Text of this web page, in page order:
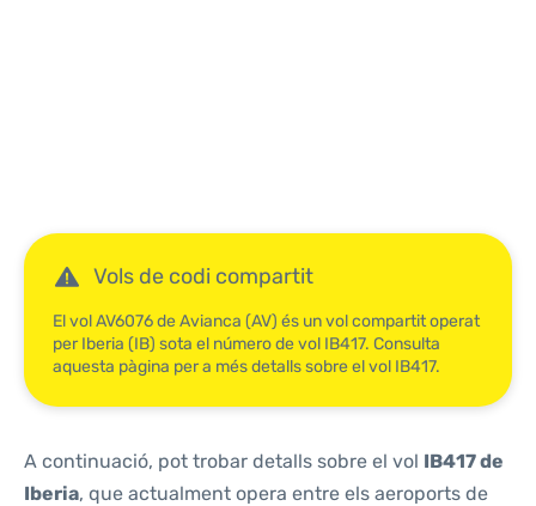
Vols de codi compartit
El vol AV6076 de Avianca (AV) és un vol compartit operat
per Iberia (IB) sota el número de vol IB417. Consulta
aquesta pàgina per a més detalls sobre el vol IB417.
A continuació, pot trobar detalls sobre el vol IB417 de
Iberia, que actualment opera entre els aeroports de